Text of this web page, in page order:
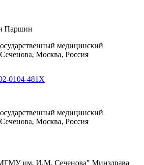
Паршин
медицинский
Москва, Россия
0104-481X
медицинский
Москва, Россия
им. И.М. Сеченова" Минздрава